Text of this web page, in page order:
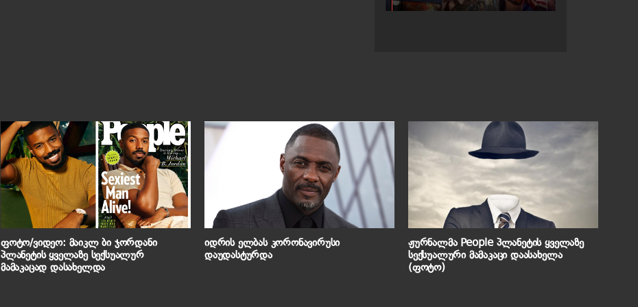
ეხვევა
ფოტო/ვიდეო: მაიკლ ბი ჯორდანი
პლანეტის ყველაზე სექსუალურ
მამაკაცად დასახელდა
იდრის ელბას კორონავირუსი
დაუდასტურდა
ჟურნალმა People პლანეტის ყველაზე
სექსუალური მამაკაცი დაასახელა
(ფოტო)